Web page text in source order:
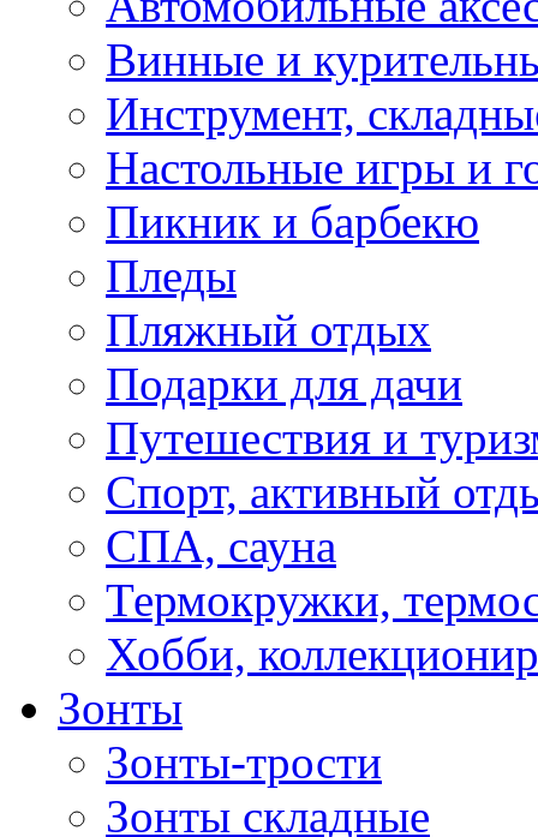
Винные и
Инструмент,
Настольные игры и
Пикник и барбекю
Пледы
Пляжный отдых
Подарки для дачи
Путешествия и
Спорт, активный
СПА, сауна
Термокружки,
Хобби,
Зонты
Зонты-трости
Зонты складные